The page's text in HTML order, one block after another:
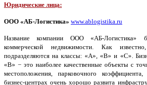
Юридические лица:
ООО «АБ-Логистика» www.ablogistika.ru
Название компании ООО «АБ-Логистика»
коммерческой недвижимости. Как
подразделяются на классы: «А», «B» и «С».
«B» − это наиболее качественные объекты с
местоположения, парковочного
бизнес-центрах очень хорошо развита